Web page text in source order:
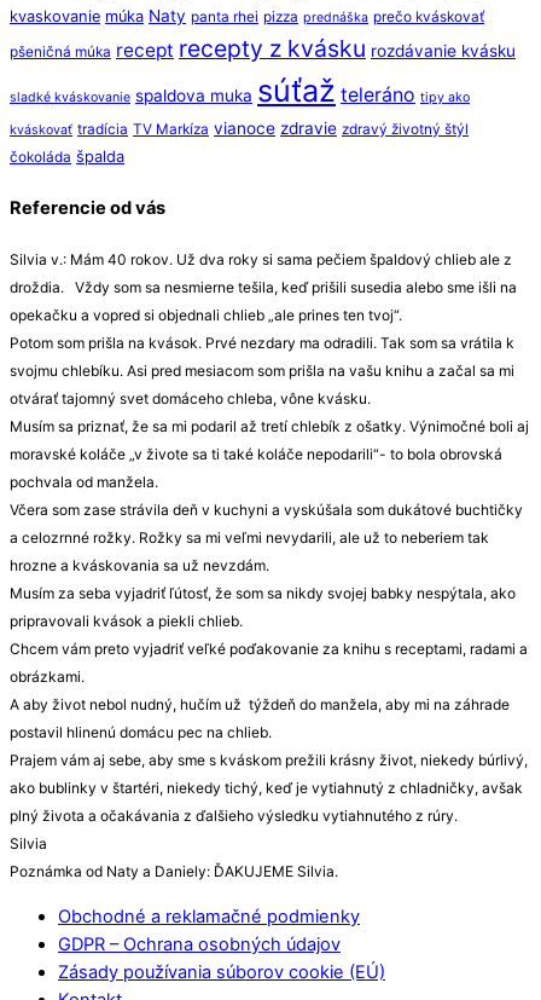
kvaskovanie múka Naty panta rhei pizza prednáška prečo kváskovať
pšeničná múka recept recepty z kvásku rozdávanie kvásku
sladké kváskovanie spaldova muka súťaž teleráno tipy ako
kváskovať tradícia TV Markíza vianoce zdravie zdravý životný štýl
čokoláda špalda
Referencie od vás
Silvia v.: Mám 40 rokov. Už dva roky si sama pečiem špaldový chlieb ale z
droždia. Vždy som sa nesmierne tešila, keď prišili susedia alebo sme išli na
opekačku a vopred si objednali chlieb „ale prines ten tvoj“.
Potom som prišla na kvások. Prvé nezdary ma odradili. Tak som sa vrátila k
svojmu chlebíku. Asi pred mesiacom som prišla na vašu knihu a začal sa mi
otvárať tajomný svet domáceho chleba, vône kvásku.
Musím sa priznať, že sa mi podaril až tretí chlebík z ošatky. Výnimočné boli aj
moravské koláče „v živote sa ti také koláče nepodarili“- to bola obrovská
pochvala od manžela.
Včera som zase strávila deň v kuchyni a vyskúšala som dukátové buchtičky
a celozrnné rožky. Rožky sa mi veľmi nevydarili, ale už to neberiem tak
hrozne a kváskovania sa už nevzdám.
Musím za seba vyjadriť ľútosť, že som sa nikdy svojej babky nespýtala, ako
pripravovali kvások a piekli chlieb.
Chcem vám preto vyjadriť veľké poďakovanie za knihu s receptami, radami a
obrázkami.
A aby život nebol nudný, hučím už týždeň do manžela, aby mi na záhrade
postavil hlinenú domácu pec na chlieb.
Prajem vám aj sebe, aby sme s kváskom prežili krásny život, niekedy búrlivý,
ako bublinky v štartéri, niekedy tichý, keď je vytiahnutý z chladničky, avšak
plný života a očakávania z ďalšieho výsledku vytiahnutého z rúry.
Silvia
Poznámka od Naty a Daniely: ĎAKUJEME Silvia.
Obchodné a reklamačné podmienky
GDPR – Ochrana osobných údajov
Zásady používania súborov cookie (EÚ)